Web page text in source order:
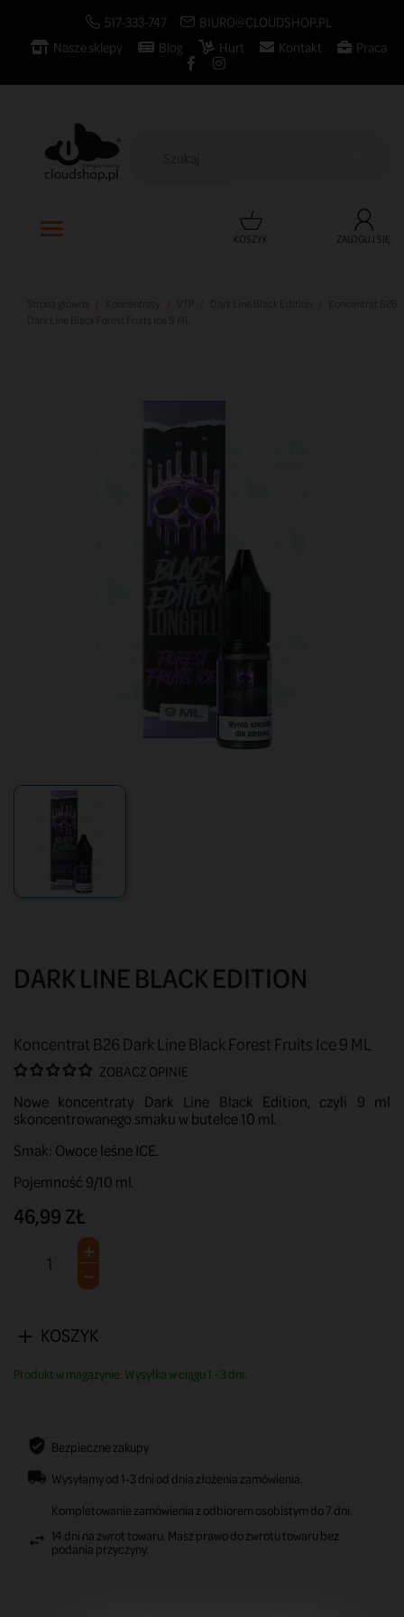
517-333-747
BIURO@CLOUDSHOP.PL
Nasze sklepy
Blog Hurt Kontakt Praca
KOSZYK ZALOGUJ SIĘ
DARK LINE BLACK EDITION
Koncentrat B26 Dark Line Black Forest Fruits Ice 9 ML
ZOBACZ OPINIE
Nowe koncentraty Dark Line Black Edition, czyli 9 ml
skoncentrowanego smaku w butelce 10 ml.
Smak: Owoce leśne ICE.
Pojemność 9/10 ml.
46,99 ZŁ
KOSZYK
Produkt w magazynie. Wysyłka w ciągu 1 - 3 dni.
Bezpieczne zakupy
Wysyłamy od 1-3 dni od dnia złożenia zamówienia.
Kompletowanie zamówienia z odbiorem osobistym do 7 dni.
14 dni na zwrot towaru. Masz prawo do zwrotu towaru bez
podania przyczyny.